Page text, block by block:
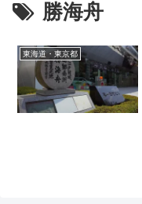
勝海舟
東海道・東京都